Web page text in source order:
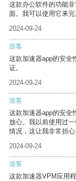
这款办公软件的功能
面。我可以使用它来
2024-09-24
游客
这款加速器app的安全
证。
2024-09-24
游客
这款加速器app的安全
放心。我以前使用过
情况，这让我非常担心
2024-09-24
游客
这款加速器VPM应用